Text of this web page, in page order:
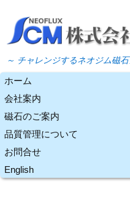
～ チャレンジするネオジム磁
ホーム
会社案内
磁石のご案内
品質管理について
お問合せ
English